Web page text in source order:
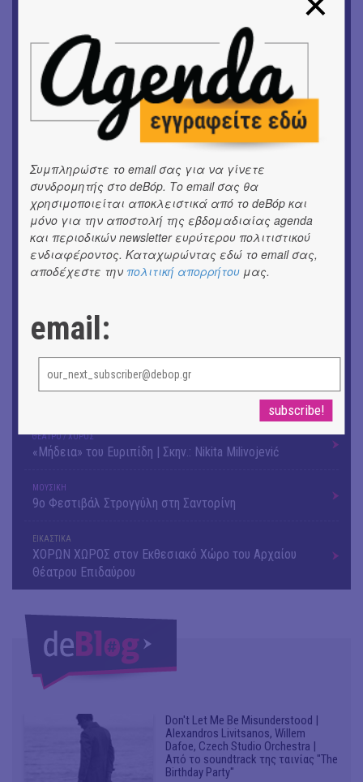
ΚΙΝ/ΦΟΣ
Κινηματογράφος με ελεύθερη είσοδο στη Δημοτική
Αγορά Κυψέλης
«ΑΗ ΛΑΟΣ» | Ένα σκηνικό ρέκβιεμ για την ήττα ενός
ΕΙΚΑΣΤΙΚΑ
Ομαδική έκθεση | Προσωρινά για Πάντα
ΕΙΚΑΣΤΙΚΑ
Αργύρης Ραλλιάς | Λιτανεία
Θανάσης Λάλας-Κώστας Τσόκλης - Συνομιλώντας με
εικόνες και λέξεις
Οι γαλλικές ταινίες του 16ου Athens Open Air Film
ΘΕΑΤΡΟ / ΧΟΡΟΣ
«Μήδεια» του Ευριπίδη | Σκην.: Nikita Milivojević
ΜΟΥΣΙΚΗ
9o Φεστιβάλ Στρογγύλη στη Σαντορίνη
ΕΙΚΑΣΤΙΚΑ
ΧΟΡΩΝ ΧΩΡΟΣ στον Εκθεσιακό Χώρο του Αρχαίου
Θέατρου Επιδαύρου
Don't Let Me Be Misunderstood |
Alexandros Livitsanos, Willem
Dafoe, Czech Studio Orchestra |
Από το soundtrack της ταινίας "The
Birthday Party"
Συμπληρώστε το email σας για να γίνετε
συνδρομητής στο deBόp. Το email σας θα
χρησιμοποιείται αποκλειστικά από το deBόp και
μόνο για την αποστολή της εβδομαδιαίας agenda
και περιοδικών newsletter ευρύτερου πολιτιστικού
ενδιαφέροντος. Καταχωρώντας εδώ το email σας,
αποδέχεστε την πολιτική απορρήτου μας.
email: